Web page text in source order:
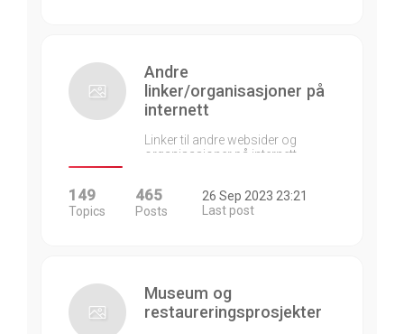
Andre
linker/organisasjoner på
internett
Linker til andre websider og
organisasjoner på internett…
149
Topics
465
Posts
26 Sep 2023 23:21
Last post
Museum og
restaureringsprosjekter